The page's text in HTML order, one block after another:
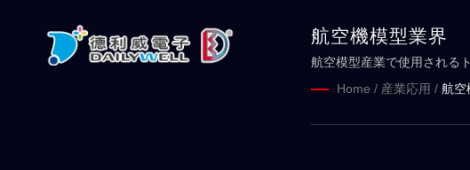
航空機模型業界
航空模型産業で使用される
Home / 産業応用 / 航空